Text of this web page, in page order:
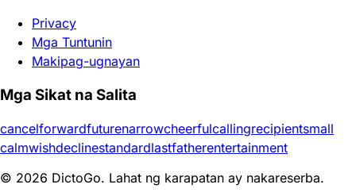
Privacy
Mga Tuntunin
Makipag-ugnayan
Mga Sikat na Salita
cancelforwardfuturenarrowcheerfulcallingrecipientsmall
calmwishdeclinestandardlastfatherentertainment
© 2026 DictoGo. Lahat ng karapatan ay nakareserba.